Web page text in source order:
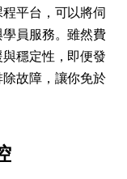
平台，可以將伺
員服務。雖然費
穩定性，即便發
故障，讓你免於